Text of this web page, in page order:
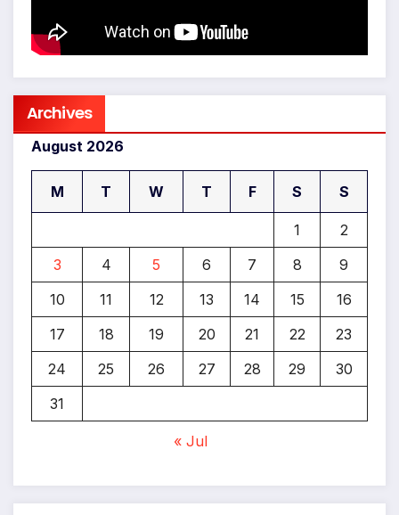
Archives
August 2026
M T W T F S S
1
2
3
4 5 6 7 8
9
10
11 12 13 14 15
16
17
18 19 20 21 22
23
24
25 26 27 28 29
30
31
« Jul